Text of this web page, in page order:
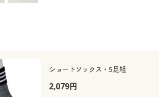
ショートソックス・5足組
2,079円